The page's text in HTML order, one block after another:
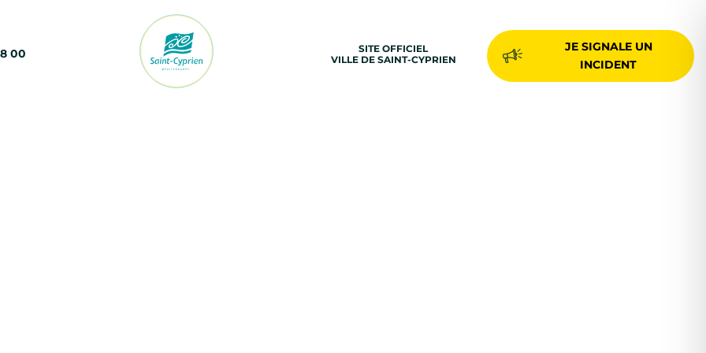
00
SITE OFFICIEL
VILLE DE SAINT-CYPRIEN
JE SIGNALE UN
INCIDENT